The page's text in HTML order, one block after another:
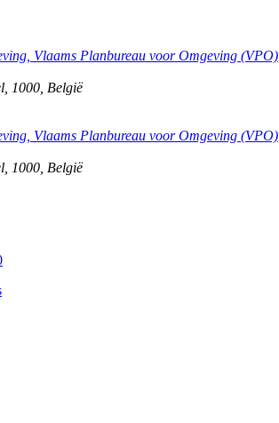
Vlaams Planbureau voor Omgeving (VPO)
1000 België
Vlaams Planbureau voor Omgeving (VPO)
1000 België